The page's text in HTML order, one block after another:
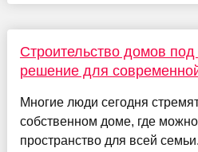
Строительство домов
решение для
Многие люди сегодня
собственном доме, где
пространство для всей